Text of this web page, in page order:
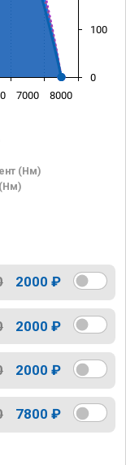
(Нм)
7000 8000
0
100
2000 ₽
2000 ₽
2000 ₽
7800 ₽